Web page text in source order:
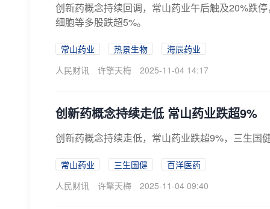
创新药概念持续回调，常山药业午后触及20%跌
细胞等多股跌超5%。
常山药业 热景生物
海辰药业
人民财讯
许擎天梅 2025-11-04 14:17
创新药概念持续走低 常山药业跌超9%
创新药概念持续走低，常山药业跌超9%，三生国
常山药业 三生国健
百洋医药
人民财讯
许擎天梅 2025-11-04 09:40